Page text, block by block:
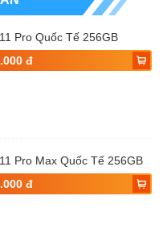
Pro Quốc Tế 256GB
đ
Pro Max Quốc Tế 256GB
đ